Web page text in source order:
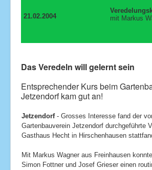
21.02.2004
mit Markus
Das Veredeln will gelernt sein
Entsprechender Kurs beim
Jetzendorf kam gut an!
Jetzendorf - Grosses Interesse fand der
Gartenbauverein Jetzendorf durchgeführte
Gasthaus Hecht in Hirschenhausen
Mit Markus Wagner aus Freinhausen
Simon Fottner und Josef Grieser einen